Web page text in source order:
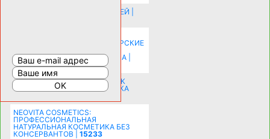
ИСТОРИЯ НАКЛАДНЫХ НОГТЕЙ |
КОМНАТУ: ХИТРЫЕ ДИЗАЙНЕРСКИЕ
РАСШИРЕНИЯ ПРОСТРАНСТВА |
16206
СОБИРАЕМСЯ НА ПРАЗДНИК К
МОЛОДОЖЕНАМ: ПОДГОТОВКА
NEOVITA COSMETICS:
ПРОФЕССИОНАЛЬНАЯ
НАТУРАЛЬНАЯ КОСМЕТИКА БЕЗ
КОНСЕРВАНТОВ | 15233